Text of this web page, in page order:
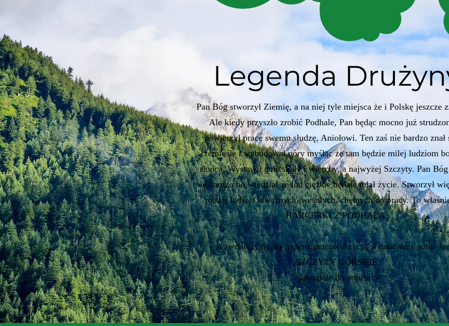
Legenda
Pan Bóg stworzył Ziemię, a na niej tyle miejsca że i Polskę jeszcze
Ale kiedy przyszło zrobić Podhale, Pan będąc mocno już
powierzył prace swemu słudzę, Aniołowi. Ten zaś nie bardzo znał
rzemiośle i wybudował góry myśląc że tam będzie milej ludziom
słońca. Wystawił gołe skały i wierchy, a najwyżej Szczyty. Pan
się bardzo bo wiedział że lud ciężkie będzie miał życie. Stworzył
rodzaj ludzi. Odważnych, wesołych, chętnych do pracy. To
HARCERKI Z PODHALA.
A że należymy do tych najpracowitszych, wybrałyśmy sobie
SZCZYTY GÓRSKIE
jako pole do popisu!